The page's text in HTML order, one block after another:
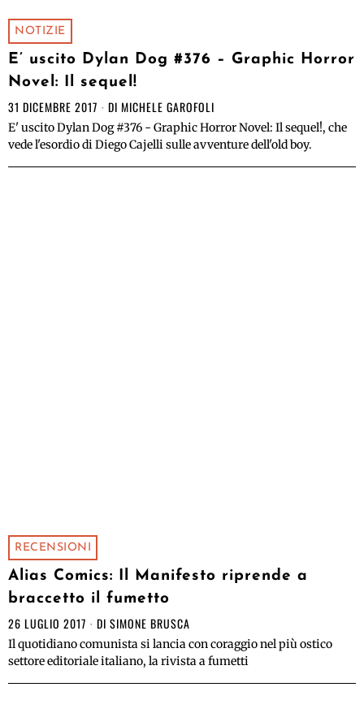
NOTIZIE
E’ uscito Dylan Dog #376 – Graphic Horror
Novel: Il sequel!
31 DICEMBRE 2017 DI MICHELE GAROFOLI
E' uscito Dylan Dog #376 - Graphic Horror Novel: Il sequel!, che
vede l'esordio di Diego Cajelli sulle avventure dell'old boy.
RECENSIONI
Alias Comics: Il Manifesto riprende a
braccetto il fumetto
26 LUGLIO 2017 DI SIMONE BRUSCA
Il quotidiano comunista si lancia con coraggio nel più ostico
settore editoriale italiano, la rivista a fumetti